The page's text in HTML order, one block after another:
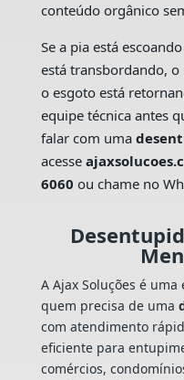
conteúdo orgânico
Se a pia está
está transbordando,
o esgoto está
equipe técnica antes
falar com uma
acesse
6060 ou chame no
A Ajax Soluções é
quem precisa de uma
com atendimento
eficiente para
comércios,